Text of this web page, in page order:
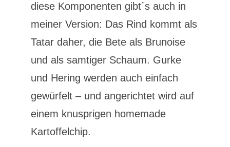
diese Komponenten gibt´s auch in
meiner Version: Das Rind kommt als
Tatar daher, die Bete als Brunoise
und als samtiger Schaum. Gurke
und Hering werden auch einfach
gewürfelt – und angerichtet wird auf
einem knusprigen homemade
Kartoffelchip.